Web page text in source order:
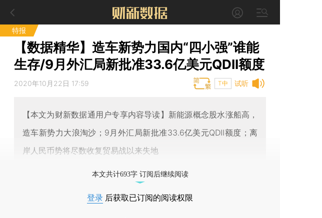
特报
【数据精华】造车新势力国内“四小强”谁能
生存/9月外汇局新批准33.6亿美元QDII额度
试听
2020年10月22日 17:59 T中
【本文为财新数据通用户专享内容导读】新能源概念股水涨船高，
造车新势力大浪淘沙；9月外汇局新批准33.6亿美元QDII额度；离
岸人民币势将尽数收复贸易战以来失地
本文共计693字 订阅后继续阅读
登录 后获取已订阅的阅读权限